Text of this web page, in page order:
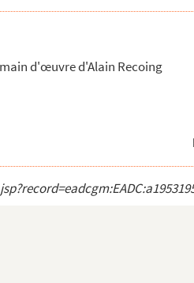
d'œuvre d'Alain Recoing